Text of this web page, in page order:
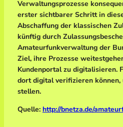
Verwaltungsprozesse
erster sichtbarer Schritt in
Abschaffung der klassischen
künftig durch
Amateurfunkverwaltung der
Ziel, ihre Prozesse
Kundenportal zu digitalisieren.
dort digital verifizieren können,
stellen.
Quelle: http://bnetza.de/